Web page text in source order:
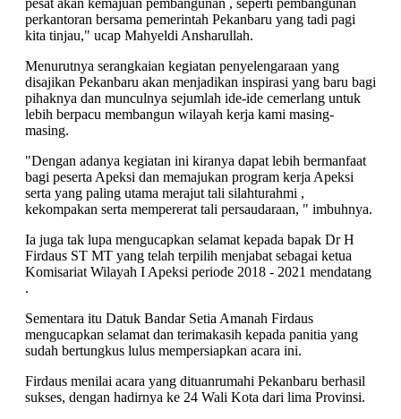
pesat akan kemajuan pembangunan , seperti pembangunan
perkantoran bersama pemerintah Pekanbaru yang tadi pagi
kita tinjau," ucap Mahyeldi Ansharullah.
Menurutnya serangkaian kegiatan penyelengaraan yang
disajikan Pekanbaru akan menjadikan inspirasi yang baru bagi
pihaknya dan munculnya sejumlah ide-ide cemerlang untuk
lebih berpacu membangun wilayah kerja kami masing-
masing.
"Dengan adanya kegiatan ini kiranya dapat lebih bermanfaat
bagi peserta Apeksi dan memajukan program kerja Apeksi
serta yang paling utama merajut tali silahturahmi ,
kekompakan serta mempererat tali persaudaraan, " imbuhnya.
Ia juga tak lupa mengucapkan selamat kepada bapak Dr H
Firdaus ST MT yang telah terpilih menjabat sebagai ketua
Komisariat Wilayah I Apeksi periode 2018 - 2021 mendatang
.
Sementara itu Datuk Bandar Setia Amanah Firdaus
mengucapkan selamat dan terimakasih kepada panitia yang
sudah bertungkus lulus mempersiapkan acara ini.
Firdaus menilai acara yang dituanrumahi Pekanbaru berhasil
sukses, dengan hadirnya ke 24 Wali Kota dari lima Provinsi.